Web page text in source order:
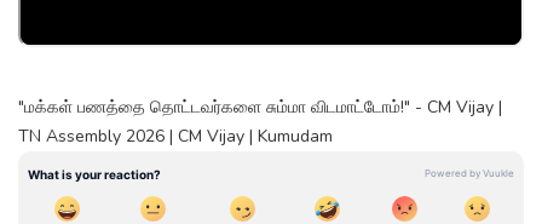
"மக்கள் பணத்தை தொட்டவர்களை சும்மா விடமாட்டோம்!" - CM Vijay |
TN Assembly 2026 | CM Vijay | Kumudam